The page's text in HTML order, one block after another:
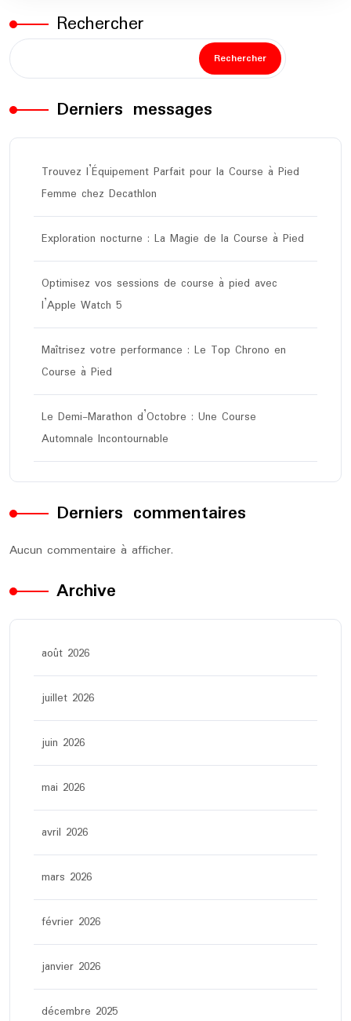
Rechercher
Rechercher
Derniers messages
Trouvez l’Équipement Parfait pour la Course à Pied
Femme chez Decathlon
Exploration nocturne : La Magie de la Course à Pied
Optimisez vos sessions de course à pied avec
l’Apple Watch 5
Maîtrisez votre performance : Le Top Chrono en
Course à Pied
Le Demi-Marathon d’Octobre : Une Course
Automnale Incontournable
Derniers commentaires
Aucun commentaire à afficher.
Archive
août 2026
juillet 2026
juin 2026
mai 2026
avril 2026
mars 2026
février 2026
janvier 2026
décembre 2025